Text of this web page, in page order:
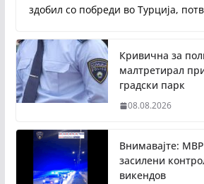
здобил со побреди во Турција,
Кривична за
малтретирал
градски парк
08.08.2026
Внимавајте: МВР
засилени
викендов